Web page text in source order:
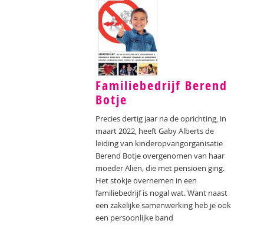
Familiebedrijf Berend
Botje
Precies dertig jaar na de oprichting, in
maart 2022, heeft Gaby Alberts de
leiding van kinderopvangorganisatie
Berend Botje overgenomen van haar
moeder Alien, die met pensioen ging.
Het stokje overnemen in een
familiebedrijf is nogal wat. Want naast
een zakelijke samenwerking heb je ook
een persoonlijke band